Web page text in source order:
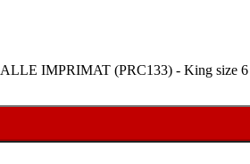
IMPRIMAT (PRC133) - King size 6